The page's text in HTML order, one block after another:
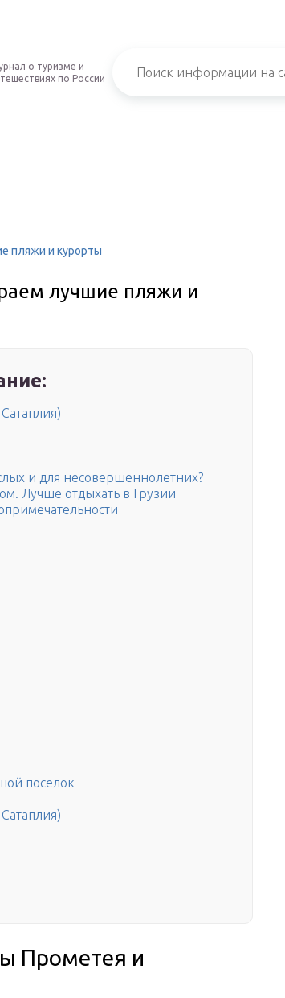
о туризме и
по России
пляжи и курорты
лучшие пляжи и
и для несовершеннолетних?
Лучше отдыхать в Грузии
поселок
Прометея и